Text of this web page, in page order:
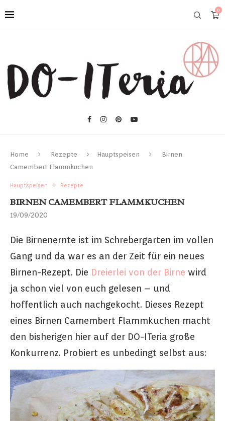
0
Home Rezepte Hauptspeisen
Birnen
Camembert Flammkuchen
Hauptspeisen Rezepte
BIRNEN CAMEMBERT FLAMMKUCHEN
19/09/2020
Die Birnenernte ist im Schrebergarten im vollen
Gang und da war es an der Zeit für ein neues
Birnen-Rezept. Die Dreierlei von der Birne wird
ja schon viel von euch gelesen – und
hoffentlich auch nachgekocht. Dieses Rezept
eines Birnen Camembert Flammkuchen macht
den bisherigen hier auf der DO-ITeria große
Konkurrenz. Probiert es unbedingt selbst aus: